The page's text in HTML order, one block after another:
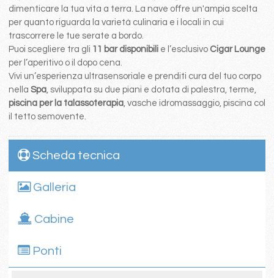
dimenticare la tua vita a terra. La nave offre un'ampia scelta
per quanto riguarda la varietà culinaria e i locali in cui
trascorrere le tue serate a bordo.
Puoi scegliere tra gli 11 bar disponibilie l’esclusivo Cigar Lounge
per l’aperitivo o il dopo cena.
Vivi un’esperienza ultrasensoriale e prenditi cura del tuo corpo
nella Spa, sviluppata su due piani e dotata di palestra, terme,
piscina per la talassoterapia, vasche idromassaggio, piscina col
il tetto semovente.
Scheda tecnica
Galleria
Cabine
Ponti